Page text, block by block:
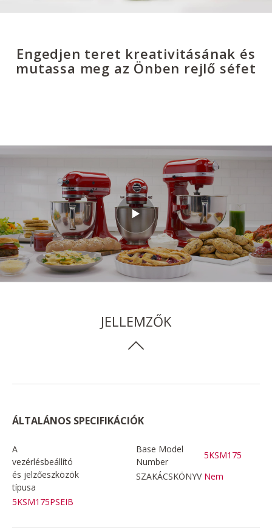
Engedjen teret kreativitásának és
mutassa meg az Önben rejlő séfet
JELLEMZŐK
ÁLTALÁNOS SPECIFIKÁCIÓK
A
vezérlésbeállító
és jelzőeszközök
típusa
5KSM175PSEIB
Base Model
Number
5KSM175
SZAKÁCSKÖNYV Nem